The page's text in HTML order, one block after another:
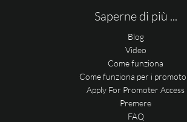
Saperne di più ...
Blog
Video
Come funziona
Come funziona per i
Apply For Promoter Access
Premere
FAQ